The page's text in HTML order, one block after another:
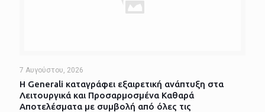
7 Αυγούστου, 2026
Η Generali καταγράφει εξαιρετική ανάπτυξη στα
Λειτουργικά και Προσαρμοσμένα Καθαρά
Αποτελέσματα με συμβολή από όλες τις